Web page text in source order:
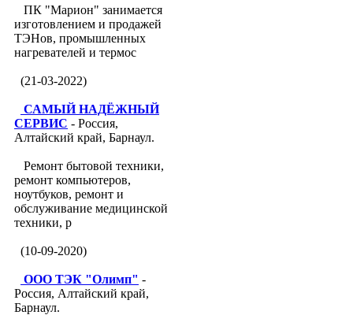
ПК "Марион" занимается
изготовлением и продажей
ТЭНов, промышленных
нагревателей и термос
(21-03-2022)
САМЫЙ НАДЁЖНЫЙ
СЕРВИС - Россия,
Алтайский край, Барнаул.
Ремонт бытовой техники,
ремонт компьютеров,
ноутбуков, ремонт и
обслуживание медицинской
техники, р
(10-09-2020)
ООО ТЭК "Олимп" -
Россия, Алтайский край,
Барнаул.